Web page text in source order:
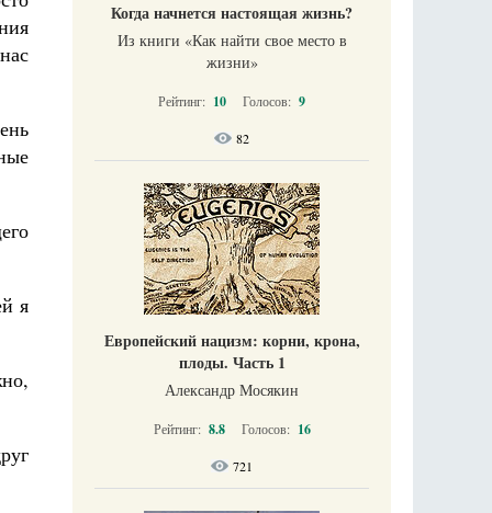
я
Когда начнется настоящая жизнь?
Из книги «Как найти свое место в
жизни​»
Рейтинг: 10 Голосов: 9
82
Европейский нацизм: корни, крона,
плоды. Часть 1
Александр Мосякин
Рейтинг: 8.8 Голосов: 16
721